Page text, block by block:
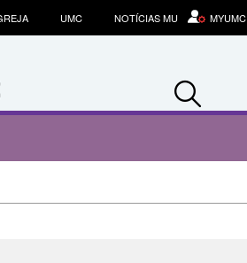
UMC NOTÍCIAS MU MYUMC